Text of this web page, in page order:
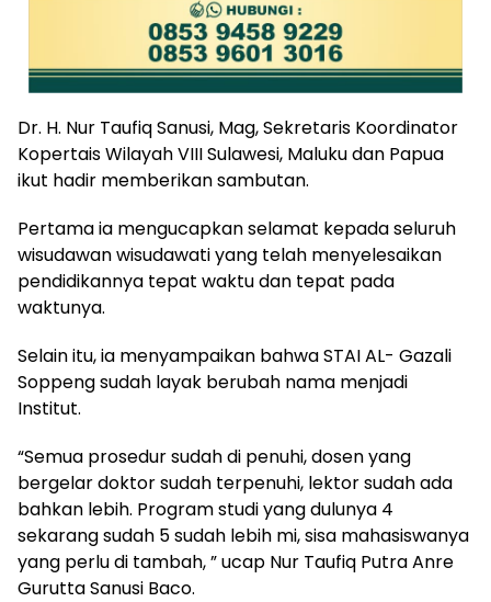
Dr. H. Nur Taufiq Sanusi, Mag, Sekretaris Koordinator
Kopertais Wilayah VIII Sulawesi, Maluku dan Papua
ikut hadir memberikan sambutan.
Pertama ia mengucapkan selamat kepada seluruh
wisudawan wisudawati yang telah menyelesaikan
pendidikannya tepat waktu dan tepat pada
waktunya.
Selain itu, ia menyampaikan bahwa STAI AL- Gazali
Soppeng sudah layak berubah nama menjadi
Institut.
“Semua prosedur sudah di penuhi, dosen yang
bergelar doktor sudah terpenuhi, lektor sudah ada
bahkan lebih. Program studi yang dulunya 4
sekarang sudah 5 sudah lebih mi, sisa mahasiswanya
yang perlu di tambah, ” ucap Nur Taufiq Putra Anre
Gurutta Sanusi Baco.